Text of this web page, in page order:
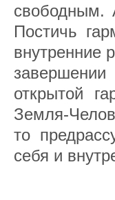
свободным.
Постичь
внутренние
открытой
Земля-
то
себя и